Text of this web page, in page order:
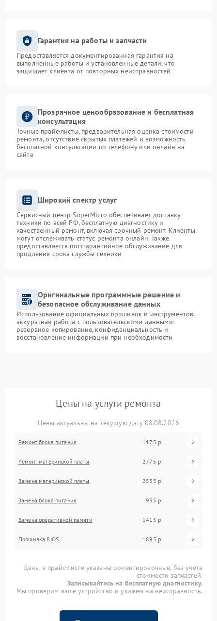
Гарантия на работы и запчасти
Предоставляется документированная гарантия на
выполненные работы и установленные детали, что
защищает клиента от повторных неисправностей
Прозрачное ценообразование и бесплатная
консультация
Точные прайс-листы, предварительная оценка стоимости
ремонта, отсутствие скрытых платежей и возможность
бесплатной консультации по телефону или онлайн на
сайте
Широкий спектр услуг
Сервисный центр SuperMicro обеспечивает доставку
техники по всей РФ, бесплатную диагностику и
качественный ремонт, включая срочный ремонт. Клиенты
могут отслеживать статус ремонта онлайн. Также
предоставляется постгарантийное обслуживание для
продления срока службы техники
Оригинальные программные решение и
безопасное обслуживание данных
Использование официальных прошивок и инструментов,
аккуратная работа с пользовательскими данными:
резервное копирование, конфиденциальность и
восстановление информации при необходимости
Цены на услуги ремонта
Цены актуальны на текущую дату 08.08.2026
Ремонт блока питания 1175 р
Ремонт материнской платы 2775 р
Замена материнской платы 2535 р
Замена блока питания 935 р
Замена оперативной памяти 1415 р
Прошивка BIOS 1895 р
Цены в прайс-листе указаны ориентировочные, без учета
стоимости запчастей.
Записывайтесь на бесплатную диагностику.
Мы проверим ваше устройство и укажем на неисправность.